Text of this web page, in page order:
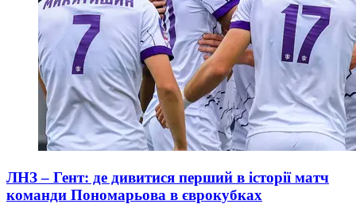
ЛНЗ – Гент: де дивитися перший в історії матч
команди Пономарьова в єврокубках